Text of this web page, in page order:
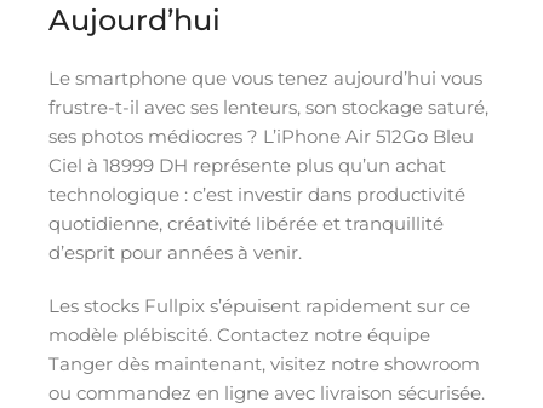
Aujourd’hui
Le smartphone que vous tenez aujourd’hui vous
frustre-t-il avec ses lenteurs, son stockage saturé,
ses photos médiocres ? L’iPhone Air 512Go Bleu
Ciel à 18999 DH représente plus qu’un achat
technologique : c’est investir dans productivité
quotidienne, créativité libérée et tranquillité
d’esprit pour années à venir.
Les stocks Fullpix s’épuisent rapidement sur ce
modèle plébiscité. Contactez notre équipe
Tanger dès maintenant, visitez notre showroom
ou commandez en ligne avec livraison sécurisée.